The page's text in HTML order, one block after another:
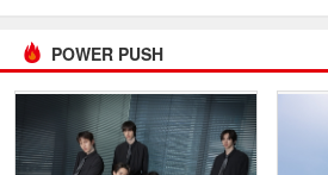
POWER PUSH